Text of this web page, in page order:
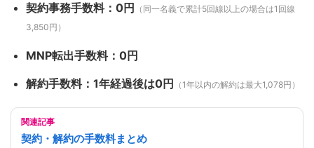
契約事務手数料：0円
（同一名義で累計5回線以上の場合は1回線
3,850円）
MNP転出手数料：0円
解約手数料：1年経過後は0円
（1年以内の解約は最大1,078円）
関連記事
契約・解約の手数料まとめ